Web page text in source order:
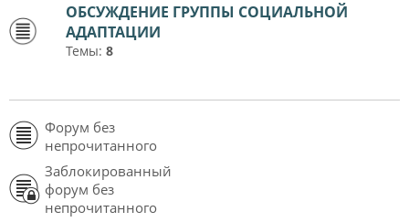
ОБСУЖДЕНИЕ ГРУППЫ СОЦИАЛЬНОЙ
АДАПТАЦИИ
Темы: 8
Форум без
непрочитанного
Заблокированный
форум без
непрочитанного